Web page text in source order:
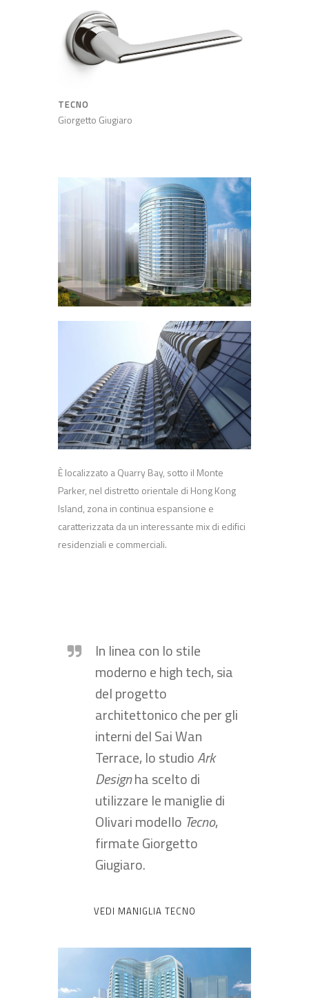
TECNO
Giorgetto Giugiaro
È localizzato a Quarry Bay, sotto il Monte
Parker, nel distretto orientale di Hong Kong
Island, zona in continua espansione e
caratterizzata da un interessante mix di edifici
residenziali e commerciali.
In linea con lo stile
moderno e high tech, sia
del progetto
architettonico che per gli
interni del Sai Wan
Terrace, lo studioArk
Designha scelto di
utilizzare le maniglie di
Olivari modello Tecno,
firmate Giorgetto
Giugiaro.
VEDI MANIGLIA TECNO